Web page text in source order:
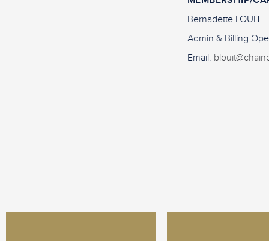
Bernadette LOUIT
Admin & Billing
Email: